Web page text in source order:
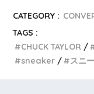
CATEGORY :
TAGS :
CHUCK TAYLOR
sneaker
スニ